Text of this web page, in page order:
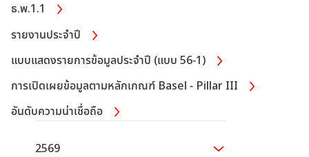
ธ.พ.1.1
รายงานประจำปี
แบบแสดงรายการข้อมูลประจำปี (แบบ 56-1)
การเปิดเผยข้อมูลตามหลักเกณฑ์ Basel - Pillar III
อันดับความน่าเชื่อถือ
2569